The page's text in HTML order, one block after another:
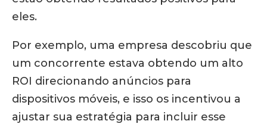
eles.
Por exemplo, uma empresa descobriu que
um concorrente estava obtendo um alto
ROI direcionando anúncios para
dispositivos móveis, e isso os incentivou a
ajustar sua estratégia para incluir esse